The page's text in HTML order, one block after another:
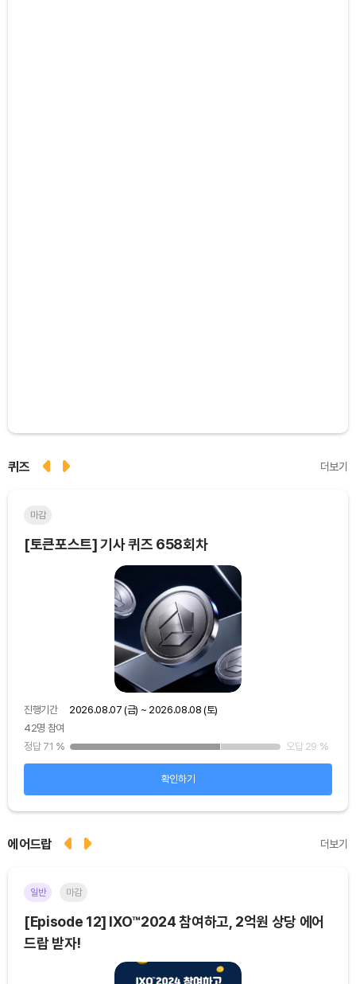
퀴즈 더보기
마감
[토큰포스트] 기사 퀴즈 658회차
진행기간
2026.08.07 (금) ~ 2026.08.08 (토)
42명 참여
정답 71 % 오답 29 %
확인하기
에어드랍 더보기
일반 마감
[Episode 12] IXO™2024 참여하고, 2억원 상당 에어
드랍 받자!